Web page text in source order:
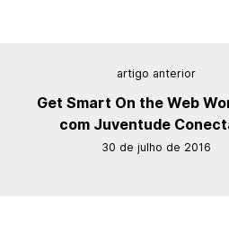
artigo anterior
Get Smart On the Web
com Juventude
30 de julho de 2016